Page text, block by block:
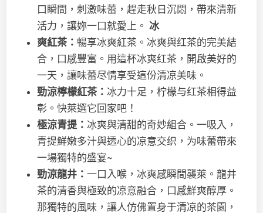
口瞬間，刺激味蕾，趕走秋日沉悶，帶來清新
活力，讓妳一口就愛上。冰
爽紅茶： 暢享冰爽紅茶。冰爽與红茶的完美結
合，口感豐富。用這杯冰爽红茶，開啟美好的
一天，讓味蕾尽情享受這份清凉美味。
勁涼檸檬紅茶： 冰力十足，柠檬与红茶相得益
彰。快萊選它回家吧！
極涼青提： 冰爽與清甜的奇妙組合。一吸入，
青提鮮嫩多汁與透心的凉意交织，为味蕾帶來
一場獨特的盛宴~
勁涼龍井：一口入喉，冰爽感瞬間襲萊。龍井
茶的清香與極致的凉意融合，口感鮮爽醇厚。
那獨特的風味，讓人仿佛置身于清凉的茶園，